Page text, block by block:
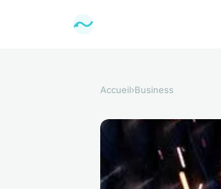
Accueil›Business